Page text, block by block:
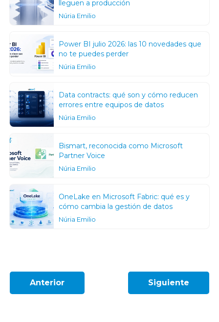
lleguen a producción
Núria Emilio
Power BI julio 2026: las 10 novedades que
no te puedes perder
Núria Emilio
Data contracts: qué son y cómo reducen
errores entre equipos de datos
Núria Emilio
Bismart, reconocida como Microsoft
Partner Voice
Núria Emilio
OneLake en Microsoft Fabric: qué es y
cómo cambia la gestión de datos
Núria Emilio
Anterior Siguiente